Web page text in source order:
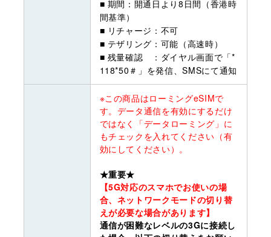
■ 期間：開通日より8日間（香港時
間基準）
■ リチャージ：不可
■ テザリング：可能（高速時）
■ 残量確認 ：ダイヤル画面で「*
118*50＃」を発信、SMSにて通知
※この商品はローミングeSIMで
す。データ通信を有効にするだけ
ではなく「データローミング」に
もチェックを入れてください（有
効にしてください）。
★重要★
【5G対応のスマホでお使いの場
合、ネットワークモードの切り替
えが必要な場合があります】
通信が困難なレベルの3Gに接続し